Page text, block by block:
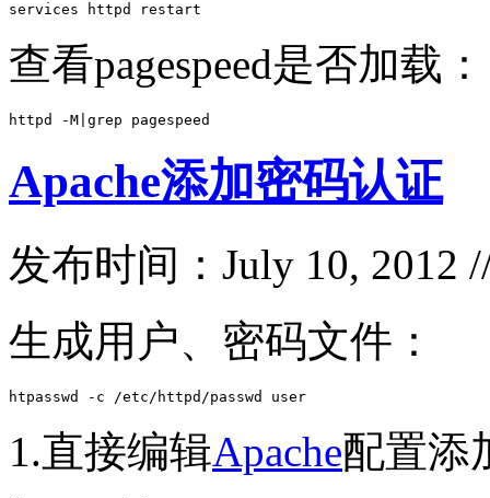
services httpd restart
查看pagespeed是否加载：
httpd -M|grep pagespeed
Apache添加密码认证
发布时间：July 10, 2012
生成用户、密码文件：
htpasswd -c /etc/httpd/passwd user
1.直接编辑Apache配置添